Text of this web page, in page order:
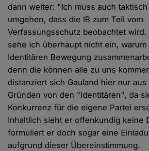
dann weiter: "Ich muss auch
umgehen, dass die IB zum Teil vom
Verfassungsschutz beobachtet
sehe ich überhaupt nicht ein,
Identitären Bewegung
denn die können alle zu uns
distanziert sich Gauland hier nur
Gründen von den "Identitären", da
Konkurrenz für die eigene Partei
Inhaltlich sieht er offenkundig keine
formuliert er doch sogar eine
aufgrund dieser Übereinstimmung.